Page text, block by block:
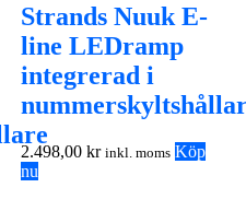
Strands Nuuk E-
line LEDramp
integrerad i
2.498,00kr inkl. moms Köp
nu